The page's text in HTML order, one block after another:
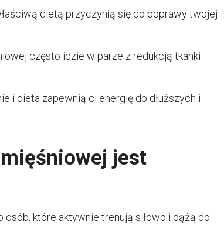
dietą przyczynią się do poprawy twojej
często idzie w parze z redukcją tkanki
i dieta zapewnią ci energię do dłuższych i
jest
które aktywnie trenują siłowo i dążą do